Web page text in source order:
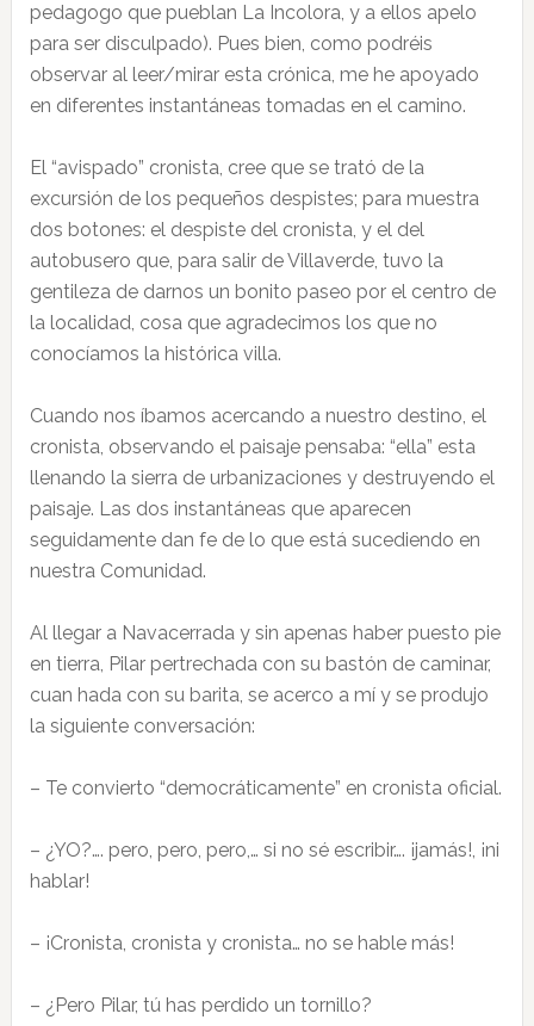
pedagogo que pueblan La Incolora, y a ellos apelo
para ser disculpado). Pues bien, como podréis
observar al leer/mirar esta crónica, me he apoyado
en diferentes instantáneas tomadas en el camino.
El “avispado” cronista, cree que se trató de la
excursión de los pequeños despistes; para muestra
dos botones: el despiste del cronista, y el del
autobusero que, para salir de Villaverde, tuvo la
gentileza de darnos un bonito paseo por el centro de
la localidad, cosa que agradecimos los que no
conocíamos la histórica villa.
Cuando nos íbamos acercando a nuestro destino, el
cronista, observando el paisaje pensaba: “ella” esta
llenando la sierra de urbanizaciones y destruyendo el
paisaje. Las dos instantáneas que aparecen
seguidamente dan fe de lo que está sucediendo en
nuestra Comunidad.
Al llegar a Navacerrada y sin apenas haber puesto pie
en tierra, Pilar pertrechada con su bastón de caminar,
cuan hada con su barita, se acerco a mí y se produjo
la siguiente conversación:
– Te convierto “democráticamente” en cronista oficial.
– ¿YO?…. pero, pero, pero,… si no sé escribir…. ¡jamás!, ¡ni
hablar!
– ¡Cronista, cronista y cronista… no se hable más!
– ¿Pero Pilar, tú has perdido un tornillo?